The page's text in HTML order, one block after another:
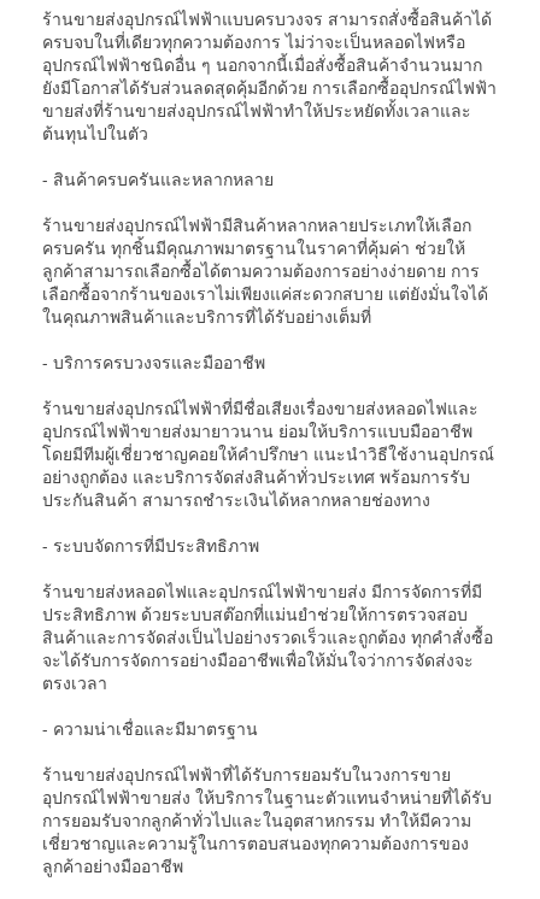
ร้านขายส่งอุปกรณ์ไฟฟ้าแบบครบวงจร สามารถสั่งซื้อสินค้าได้
ครบจบในที่เดียวทุกความต้องการ ไม่ว่าจะเป็นหลอดไฟหรือ
อุปกรณ์ไฟฟ้าชนิดอื่น ๆ นอกจากนี้เมื่อสั่งซื้อสินค้าจำนวนมาก
ยังมีโอกาสได้รับส่วนลดสุดคุ้มอีกด้วย การเลือกซื้ออุปกรณ์ไฟฟ้า
ขายส่งที่ร้านขายส่งอุปกรณ์ไฟฟ้าทำให้ประหยัดทั้งเวลาและ
ต้นทุนไปในตัว
- สินค้าครบครันและหลากหลาย
ร้านขายส่งอุปกรณ์ไฟฟ้ามีสินค้าหลากหลายประเภทให้เลือก
ครบครัน ทุกชิ้นมีคุณภาพมาตรฐานในราคาที่คุ้มค่า ช่วยให้
ลูกค้าสามารถเลือกซื้อได้ตามความต้องการอย่างง่ายดาย การ
เลือกซื้อจากร้านของเราไม่เพียงแค่สะดวกสบาย แต่ยังมั่นใจได้
ในคุณภาพสินค้าและบริการที่ได้รับอย่างเต็มที่
- บริการครบวงจรและมืออาชีพ
ร้านขายส่งอุปกรณ์ไฟฟ้าที่มีชื่อเสียงเรื่องขายส่งหลอดไฟและ
อุปกรณ์ไฟฟ้าขายส่งมายาวนาน ย่อมให้บริการแบบมืออาชีพ
โดยมีทีมผู้เชี่ยวชาญคอยให้คำปรึกษา แนะนำวิธีใช้งานอุปกรณ์
อย่างถูกต้อง และบริการจัดส่งสินค้าทั่วประเทศ พร้อมการรับ
ประกันสินค้า สามารถชำระเงินได้หลากหลายช่องทาง
- ระบบจัดการที่มีประสิทธิภาพ
ร้านขายส่งหลอดไฟและอุปกรณ์ไฟฟ้าขายส่ง มีการจัดการที่มี
ประสิทธิภาพ ด้วยระบบสต๊อกที่แม่นยำช่วยให้การตรวจสอบ
สินค้าและการจัดส่งเป็นไปอย่างรวดเร็วและถูกต้อง ทุกคำสั่งซื้อ
จะได้รับการจัดการอย่างมืออาชีพเพื่อให้มั่นใจว่าการจัดส่งจะ
ตรงเวลา
- ความน่าเชื่อและมีมาตรฐาน
ร้านขายส่งอุปกรณ์ไฟฟ้าที่ได้รับการยอมรับในวงการขาย
อุปกรณ์ไฟฟ้าขายส่ง ให้บริการในฐานะตัวแทนจำหน่ายที่ได้รับ
การยอมรับจากลูกค้าทั่วไปและในอุตสาหกรรม ทำให้มีความ
เชี่ยวชาญและความรู้ในการตอบสนองทุกความต้องการของ
ลูกค้าอย่างมืออาชีพ